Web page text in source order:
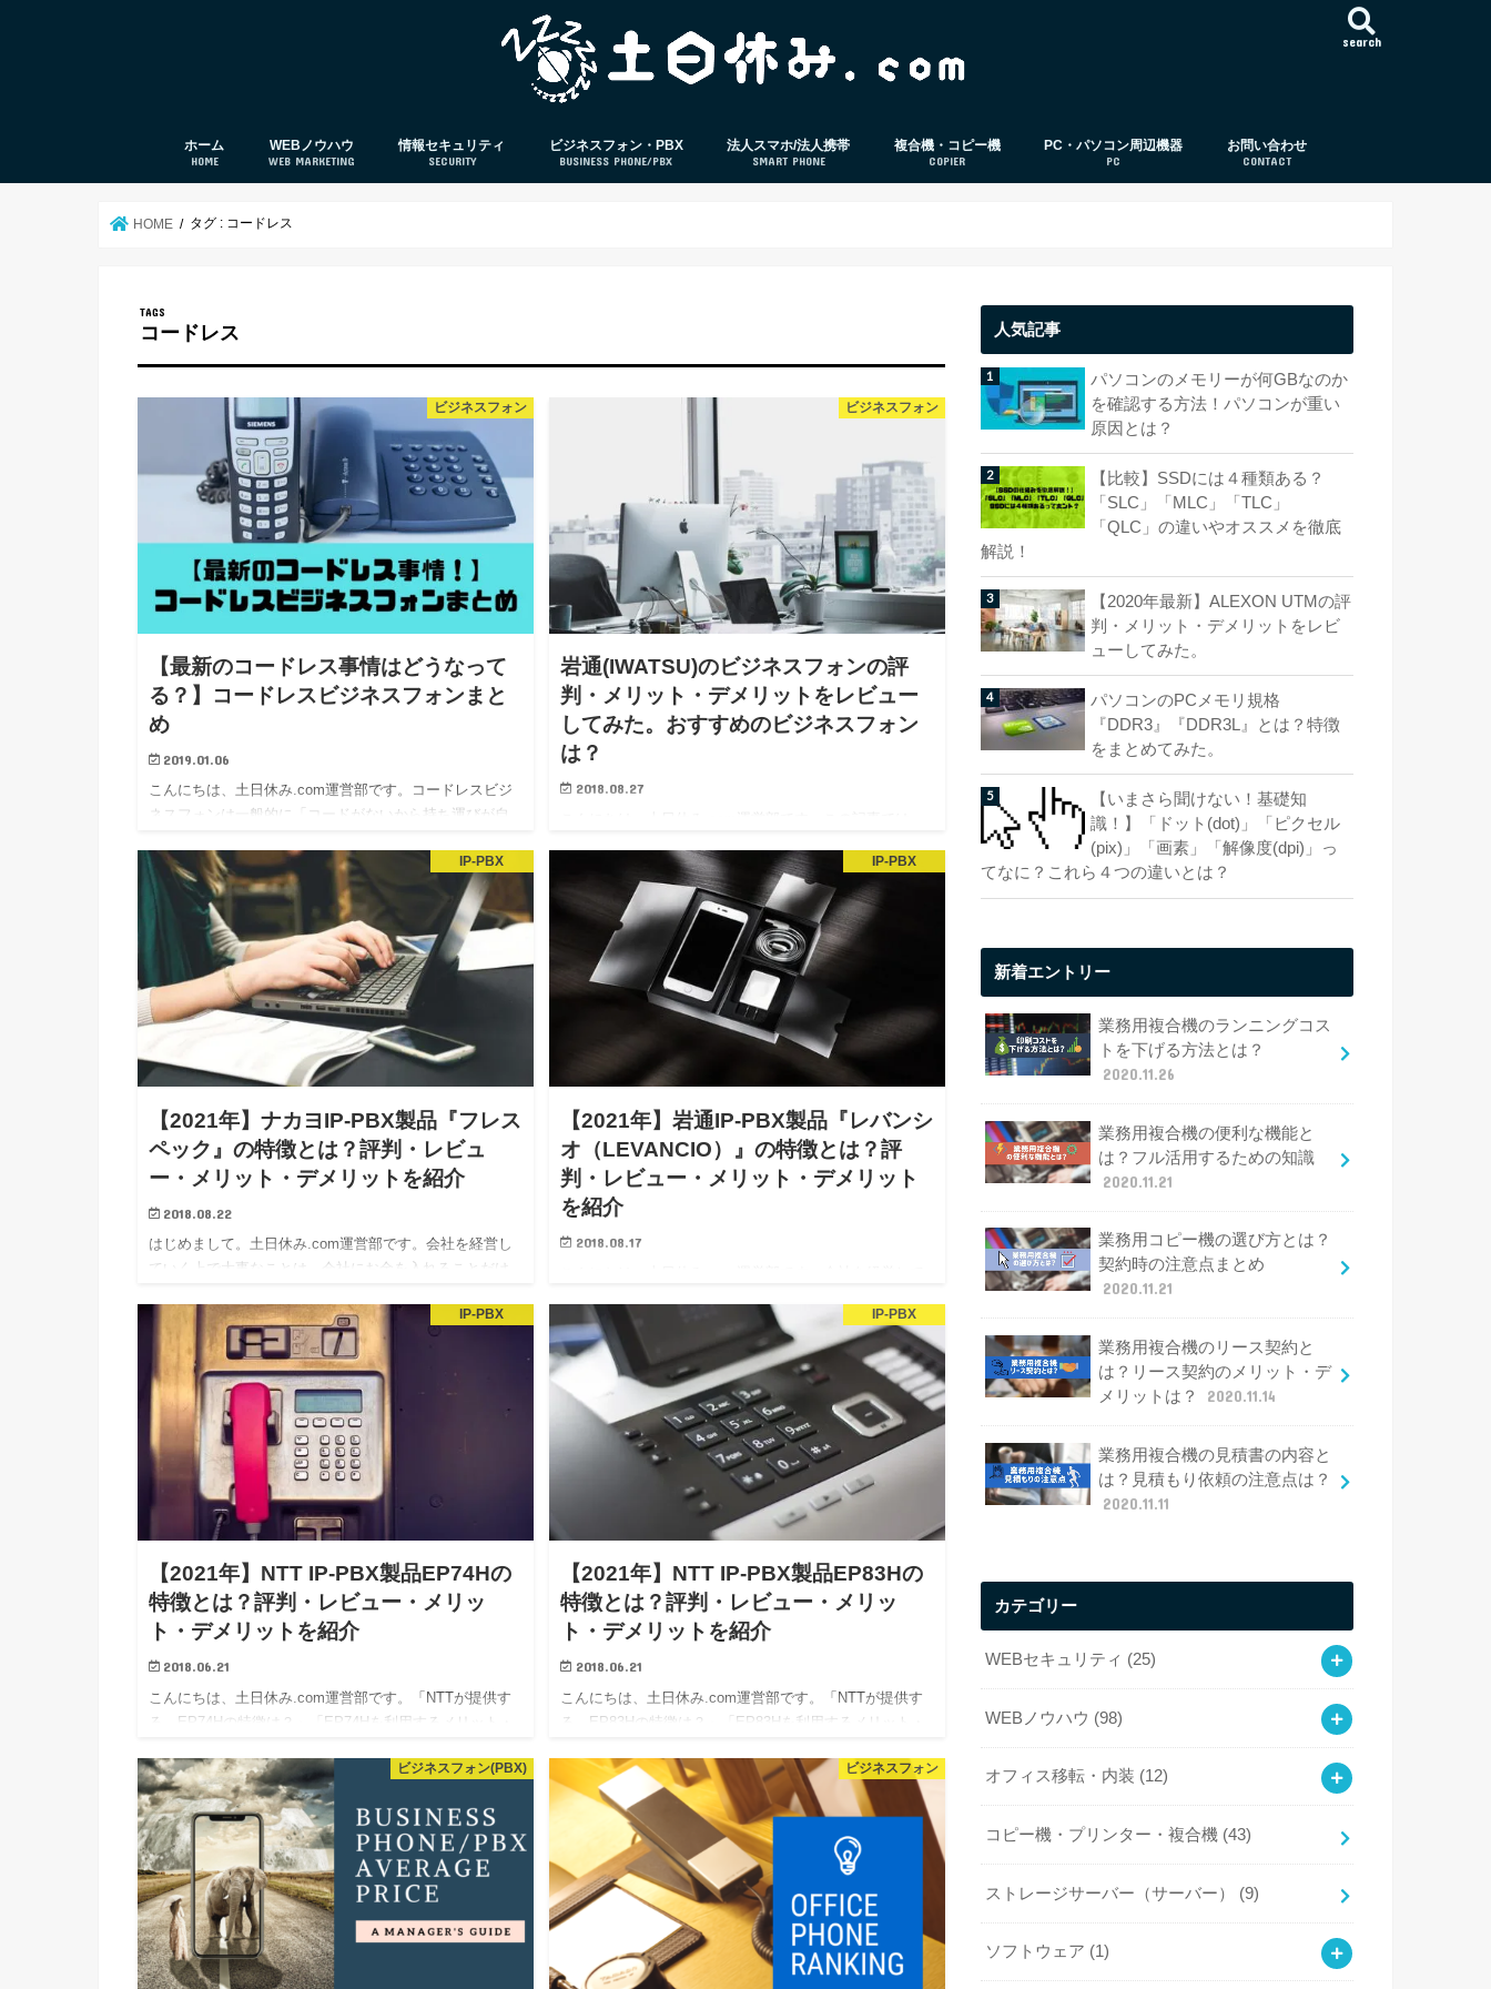
search
ホーム
HOME
WEBノウハウ
WEB MARKETING
情報セキュリティ
SECURITY
ビジネスフォン・PBX
BUSINESS PHONE/PBX
法人スマホ/法人携帯
SMART PHONE
複合機・コピー機
COPIER
PC・パソコン周辺機器
PC
お問い合わせ
CONTACT
HOME タグ : コードレス
コードレス
ビジネスフォン
【最新のコードレス事情はどうなって
る？】コードレスビジネスフォンまと
め
2019.01.06
こんにちは、土日休み.com運営部です。コードレスビジ
ネスフォンは一般的に「コードがないから持ち運びが自
スも多いことでしょう。しかし、導入から時間が経って
いる場合は新しい情報を取り入れる必要があります。最
ビジネスフォン
岩通(IWATSU)のビジネスフォンの評
判・メリット・デメリットをレビュー
してみた。おすすめのビジネスフォン
は？
2018.08.27
いてレビューしていきたいと思います。ビジネスフォン
の選び方とは？岩通についてのお話をする前に、ビジネ
スフォンの選び方についてもここで触れておきたいと思
IP-PBX
【2021年】ナカヨIP-PBX製品『フレス
ペック』の特徴とは？評判・レビュ
ー・メリット・デメリットを紹介
2018.08.22
はじめまして。土日休み.com運営部です。会社を経営し
ていく上で大事なことは、会社にお金を入れることだけ
するのも経営者の役割です。要は、無駄な出費を減らす
ということです。そんな無駄な出費の内、僕が「会社を
経営する上…
IP-PBX
【2021年】岩通IP-PBX製品『レバンシ
オ（LEVANCIO）』の特徴とは？評
判・レビュー・メリット・デメリット
を紹介
2018.08.17
はありません。無駄な経費を抑え、他のところに運用す
るのも経営者の役割です。要は、無駄な出費を減らすと
いうことです。そんな無駄な出費の内、「会社を経営す
る上で必要…
IP-PBX
【2021年】NTT IP-PBX製品EP74Hの
特徴とは？評判・レビュー・メリッ
ト・デメリットを紹介
2018.06.21
こんにちは、土日休み.com運営部です。「NTTが提供す
る、EP74Hの特徴は？」「EP74Hを利用するメリット・
の？」この記事は、NTT IP-PBX製品EP74Hについてのレ
ビュー記事です。実際にこのIP-…
IP-PBX
【2021年】NTT IP-PBX製品EP83Hの
特徴とは？評判・レビュー・メリッ
ト・デメリットを紹介
2018.06.21
こんにちは、土日休み.com運営部です。「NTTが提供す
る、EP83Hの特徴は？」「EP83Hを利用するメリット・
の？」この記事は、NTT IP-PBX製品EP83Hについてのレ
ビュー記事です。実際にこのIP-…
ビジネスフォン(PBX) ビジネスフォン
人気記事
パソコンのメモリーが何GBなのか
を確認する方法！パソコンが重い
原因とは？
【比較】SSDには４種類ある？
「SLC」「MLC」「TLC」
「QLC」の違いやオススメを徹底
解説！
【2020年最新】ALEXON UTMの評
判・メリット・デメリットをレビ
ューしてみた。
パソコンのPCメモリ規格
『DDR3』『DDR3L』とは？特徴
をまとめてみた。
【いまさら聞けない！基礎知
識！】「ドット(dot)」「ピクセル
(pix)」「画素」「解像度(dpi)」っ
てなに？これら４つの違いとは？
新着エントリー
業務用複合機のランニングコス
トを下げる方法とは？
2020.11.26
業務用複合機の便利な機能と
は？フル活用するための知識
2020.11.21
業務用コピー機の選び方とは？
契約時の注意点まとめ
2020.11.21
業務用複合機のリース契約と
は？リース契約のメリット・デ
メリットは？
2020.11.14
業務用複合機の見積書の内容と
は？見積もり依頼の注意点は？
2020.11.11
カテゴリー
WEBセキュリティ (25)
WEBノウハウ (98)
オフィス移転・内装 (12)
コピー機・プリンター・複合機 (43)
ストレージサーバー（サーバー） (9)
ソフトウェア (1)